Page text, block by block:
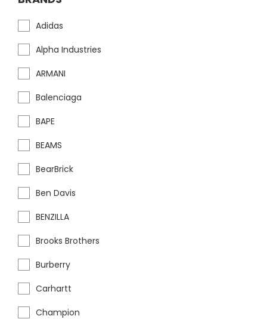
Adidas
Alpha Industries
ARMANI
Balenciaga
BAPE
BEAMS
BearBrick
Ben Davis
BENZILLA
Brooks Brothers
Burberry
Carhartt
Champion